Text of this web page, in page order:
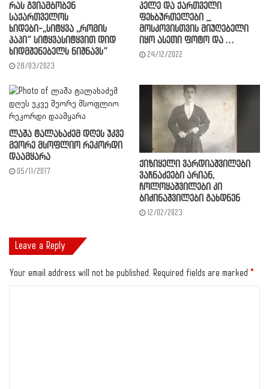
რას გვიამბობენ
საქართველოს
ხიდები-,,სიტყვა ,,რომის
პაპი” სიტყვასიტყვით დიდ
ხიდმშენებელს ნიშნავს”
28/03/2023
პელე და ქართველი
ფეხბურთელები _
მოსკოვისთვის მიუღებელი
იყო ასეთი ფოტო და …
24/12/2022
ლაშა ტალახაძემ დღეს უკვე
მეორე მსოფლიო რეკორდი
დაამყარა
05/11/2017
ქიზიყელი ვარდიაშვილები
ვაჩნაძეები არიან,
ჩოლოყაშვილები კი
ბიძინაშვილები გახდნენ
12/02/2023
Leave a Reply
Your email address will not be published. Required fields are marked *